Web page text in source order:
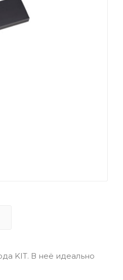
KIT. В неё идеально